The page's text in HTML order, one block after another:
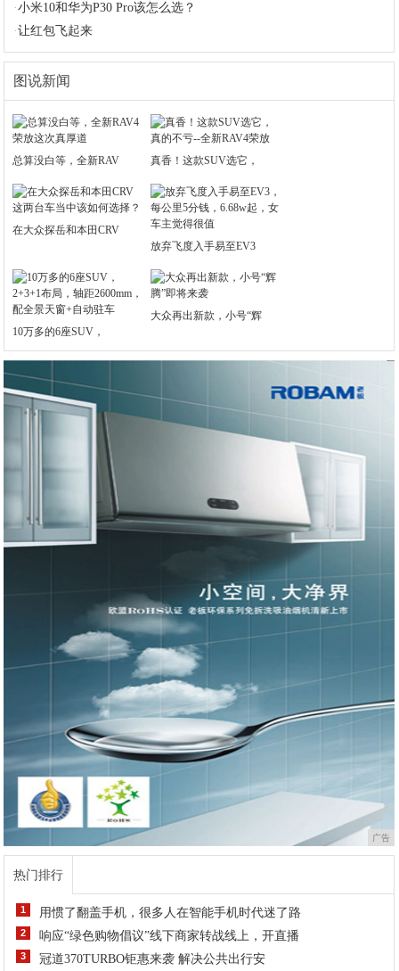
·小米10和华为P30 Pro该怎么选？
·让红包飞起来
图说新闻
总算没白等，全新RAV 真香！这款SUV选它，
在大众探岳和本田CRV
放弃飞度入手易至EV3
10万多的6座SUV，
大众再出新款，小号“辉
广告
热门排行
1 用惯了翻盖手机，很多人在智能手机时代迷了路
2 响应“绿色购物倡议”线下商家转战线上，开直播
3 冠道370TURBO钜惠来袭 解决公共出行安